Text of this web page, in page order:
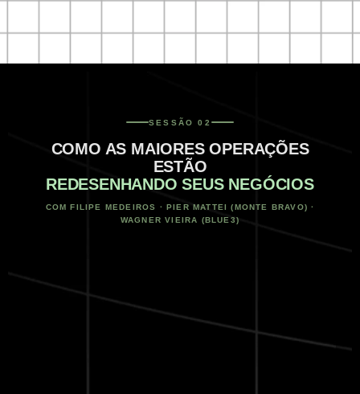
Suporte estratégico mensal + cursos AAWZ
PILAR 03
Converter 100% das soluções one shot em equity
Capital financeiro para expansão
50% cashback em recorrentes
SESSÃO 02
COMO AS MAIORES OPERAÇÕES
ESTÃO
REDESENHANDO SEUS NEGÓCIOS
COM FILIPE MEDEIROS · PIER MATTEI (MONTE BRAVO) ·
WAGNER VIEIRA (BLUE3)